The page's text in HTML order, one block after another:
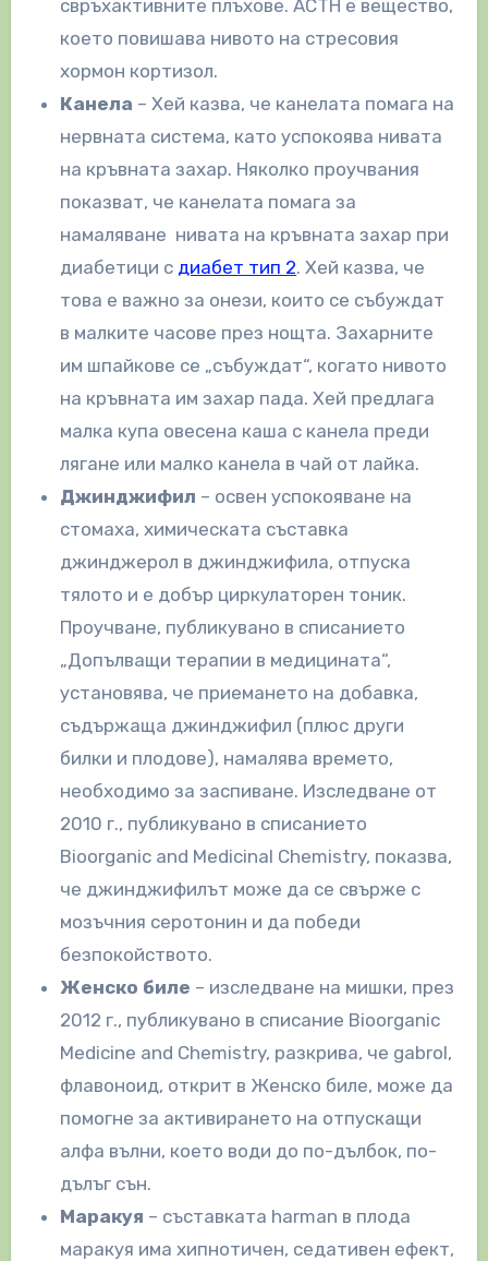
свръхактивните плъхове. ACTH е вещество,
което повишава нивото на стресовия
хормон кортизол.
Канела – Хей казва, че канелата помага на
нервната система, като успокоява нивата
на кръвната захар. Няколко проучвания
показват, че канелата помага за
намаляване нивата на кръвната захар при
диабетици с диабет тип 2. Хей казва, че
това е важно за онези, които се събуждат
в малките часове през нощта. Захарните
им шпайкове се „събуждат“, когато нивото
на кръвната им захар пада. Хей предлага
малка купа овесена каша с канела преди
лягане или малко канела в чай ​​от лайка.
Джинджифил – освен успокояване на
стомаха, химическата съставка
джинджерол в джинджифила, отпуска
тялото и е добър циркулаторен тоник.
Проучване, публикувано в списанието
„Допълващи терапии в медицината“,
установява, че приемането на добавка,
съдържаща джинджифил (плюс други
билки и плодове), намалява времето,
необходимо за заспиване. Изследване от
2010 г., публикувано в списанието
Bioorganic and Medicinal Chemistry, показва,
че джинджифилът може да се свърже с
мозъчния серотонин и да победи
безпокойството.
Женско биле – изследване на мишки, през
2012 г., публикувано в списание Bioorganic
Medicine and Chemistry, разкрива, че gabrol,
флавоноид, открит в Женско биле, може да
помогне за активирането на отпускащи
алфа вълни, което води до по-дълбок, по-
дълъг сън.
Маракуя – съставката harman в плода
маракуя има хипнотичен, седативен ефект,